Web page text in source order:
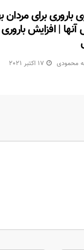
باروری برای
| افزایش
محمودی 17 اکتبر 2021